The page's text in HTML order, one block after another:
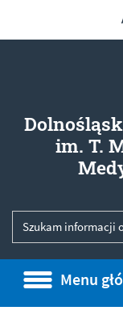
im. T.
Wyszukiwana fraza
MenuMenu